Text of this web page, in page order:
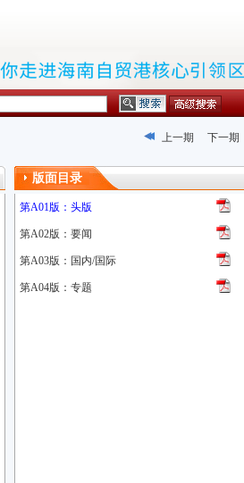
上一期 下一期
版面目录
第A01版：头版
第A02版：要闻
第A03版：国内/国际
第A04版：专题